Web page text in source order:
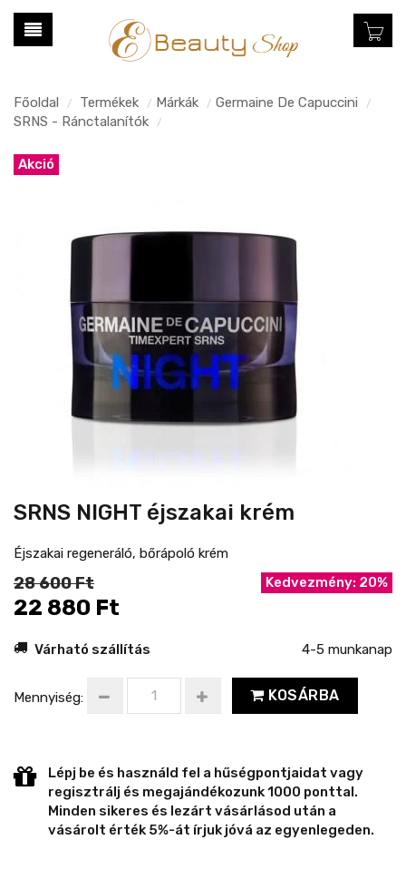
Főoldal / Termékek / Márkák / Germaine De Capuccini /
SRNS - Ránctalanítók /
Akció
SRNS NIGHT éjszakai krém
Éjszakai regeneráló, bőrápoló krém
28 600 Ft
22 880 Ft
Kedvezmény: 20%
Várható szállítás 4-5 munkanap
Mennyiség: KOSÁRBA
Lépj be és használd fel a hűségpontjaidat vagy
regisztrálj és megajándékozunk 1000 ponttal.
Minden sikeres és lezárt vásárlásod után a
vásárolt érték 5%-át írjuk jóvá az egyenlegeden.